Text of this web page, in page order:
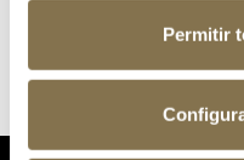
Permitir